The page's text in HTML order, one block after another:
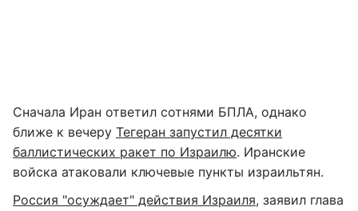
Сначала Иран ответил сотнями БПЛА, однако
ближе к вечеру Тегеран запустил десятки
баллистических ракет по Израилю. Иранские
войска атаковали ключевые пункты израильтян.
Россия "осуждает" действия Израиля, заявил глава